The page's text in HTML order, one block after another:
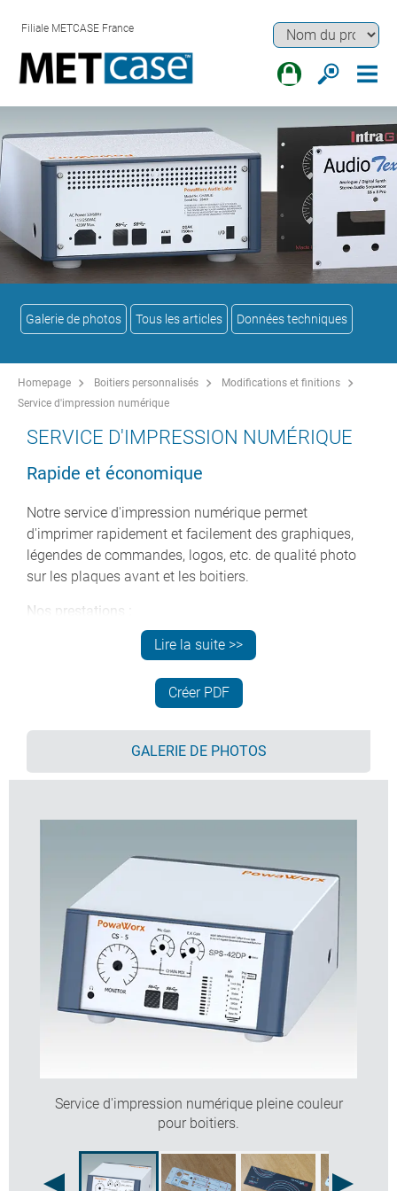
Filiale METCASE France
Galerie de photos Tous les articles Données techniques
Homepage Boitiers personnalisés
Modifications et finitions
Service d'impression numérique
SERVICE D'IMPRESSION NUMÉRIQUE
Rapide et économique
Notre service d'impression numérique permet
d'imprimer rapidement et facilement des graphiques,
légendes de commandes, logos, etc. de qualité photo
sur les plaques avant et les boitiers.
Nos prestations :
Qualité exceptionnelle d'impression jusqu'à 1800 x
Surface d'impression maximum 600 x 420 mm (A2)
Impression directe sur les produits jusqu'à 150 mm
de hauteur
Impression simultanée des couleurs et du blanc
pour des temps de production réduits
Vernis transparent anti rayures et résistant au
8 fentes d'encrage pour diverses configurations
d'encre
Primer automatique avec CMJN pleine couleur
Nous pouvons imprimer sur des surfaces en plastique,
peintes ou en métal anodisé avec différentes textures.
Contrairement aux autres options d'impression, vous
n'avez pas besoin d'un outillage coûteux - juste des
frais d'installation modiques payables une fois. Nous
selon vos besoins.
Facile à installer et produisant peu de déchets,
l'impression numérique est un procédé plus rapide et
économique que la sérigraphie et la tampographie. Ce
procédé a pour autre avantage de pouvoir être modifié
Lire la suite >>
Créer PDF
GALERIE DE PHOTOS
Service d'impression numérique pleine couleur
pour boitiers.